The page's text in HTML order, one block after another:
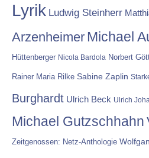
Lyrik Ludwig Steinherr
Arzenheimer Michael
Hüttenberger Nicola Bardola Norbert
Rainer Maria Rilke Sabine Zaplin
Burghardt Ulrich Beck Ulrich
Michael Gutzschhahn
Zeitgenossen: Netz-Anthologie